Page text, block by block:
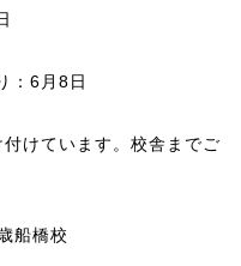
：6月8日
けています。校舎までご
船橋校